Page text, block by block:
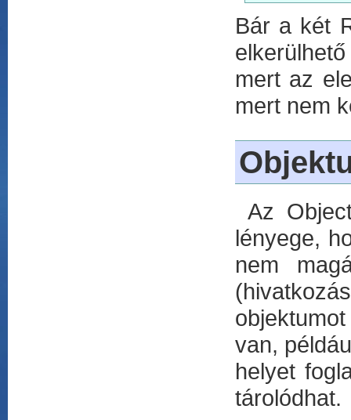
Bár a két
mert az
mert nem
Az
lényege,
nem
van,
helyet
tárolódhat.